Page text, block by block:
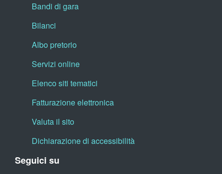
Bandi di gara
Bilanci
Albo pretorio
Servizi online
Elenco siti tematici
Fatturazione elettronica
Valuta il sito
Dichiarazione di accessibilità
Seguici su